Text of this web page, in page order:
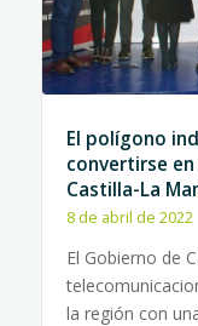
El polígono
convertirse
Castilla-La
8 de abril de 2022
El Gobierno de
la región con